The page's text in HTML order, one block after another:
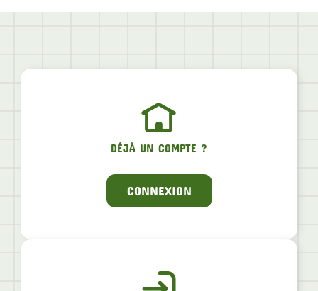
DÉJÀ UN COMPTE ?
CONNEXION